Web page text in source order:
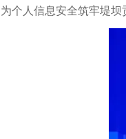
为个人信息安全筑牢堤坝